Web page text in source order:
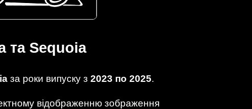
та Sequoia
за роки випуску з 2023 по 2025.
відображенню зображення